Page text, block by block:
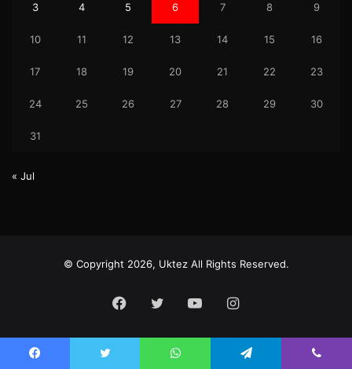
3 4 5 6 7 8 9
10 11 12 13 14 15 16
17 18 19 20 21 22 23
24 25 26 27 28 29 30
31
« Jul
© Copyright 2026, Uktez All Rights Reserved.
Facebook
Twitter YouTubeInstagram